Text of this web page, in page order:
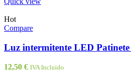
Hot
Compare
Luz intermitente LED
12,50 € IVA Incluido